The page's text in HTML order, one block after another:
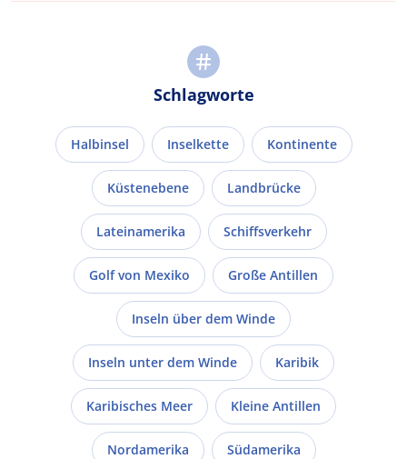
Schlagworte
Halbinsel Inselkette Kontinente
Küstenebene Landbrücke
Lateinamerika Schiffsverkehr
Golf von Mexiko Große Antillen
Inseln über dem Winde
Inseln unter dem Winde Karibik
Karibisches Meer Kleine Antillen
Nordamerika Südamerika